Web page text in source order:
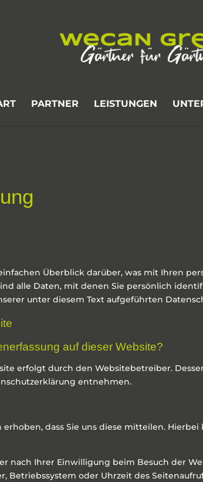
PARTNER LEISTUNGEN
Überblick darüber, was mit Ihren
alle Daten, mit denen Sie persönlich
unter diesem Text aufgeführten
auf dieser Website?
erfolgt durch den Websitebetreiber.
entnehmen.
dass Sie uns diese mitteilen. Hierbei
nach Ihrer Einwilligung beim Besuch der
Betriebssystem oder Uhrzeit des